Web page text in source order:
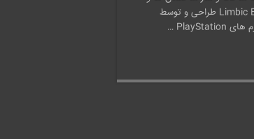
شبیه سازی پیرامون آنها قرار دارد. این بازی سرگرم کننده توسط شرکت Limbic Entertainment طراحی و توسط